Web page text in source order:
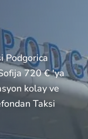
Podgorica
720 € 'ya
kolay ve
Taksi